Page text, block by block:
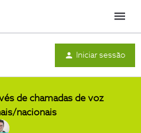
Menu
Iniciar sessão
de chamadas de voz
nacionais